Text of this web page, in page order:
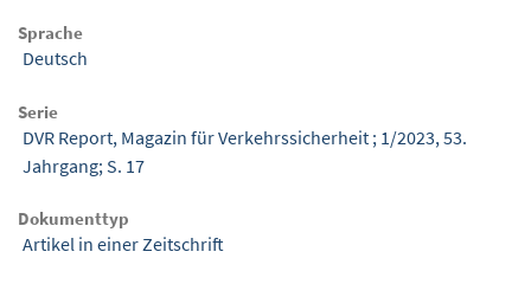
Sprache
Deutsch
Serie
DVR Report, Magazin für Verkehrssicherheit ; 1/2023, 53.
Jahrgang; S. 17
Dokumenttyp
Artikel in einer Zeitschrift